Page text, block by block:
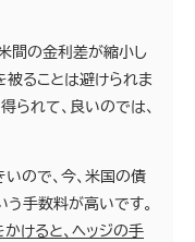
間の金利差が縮小し
被ることは避けられま
られて、良いのでは、
ので、今、米国の債
う手数料が高いです。
けると、ヘッジの手